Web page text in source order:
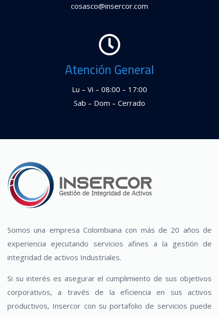
cosasco@insercor.com
Atención General
Lu – Vi – 08:00 – 17:00
Sab – Dom – Cerrado
Somos una empresa Colombiana con más de 20 años de
experiencia ejecutando servicios afines a la gestión de
integridad de activos Industriales.
Si su interés es asegurar el cumplimiento de sus objetivos
corporativos, a través de la eficiencia en sus activos
productivos, Insercor con su portafolio de servicios puede